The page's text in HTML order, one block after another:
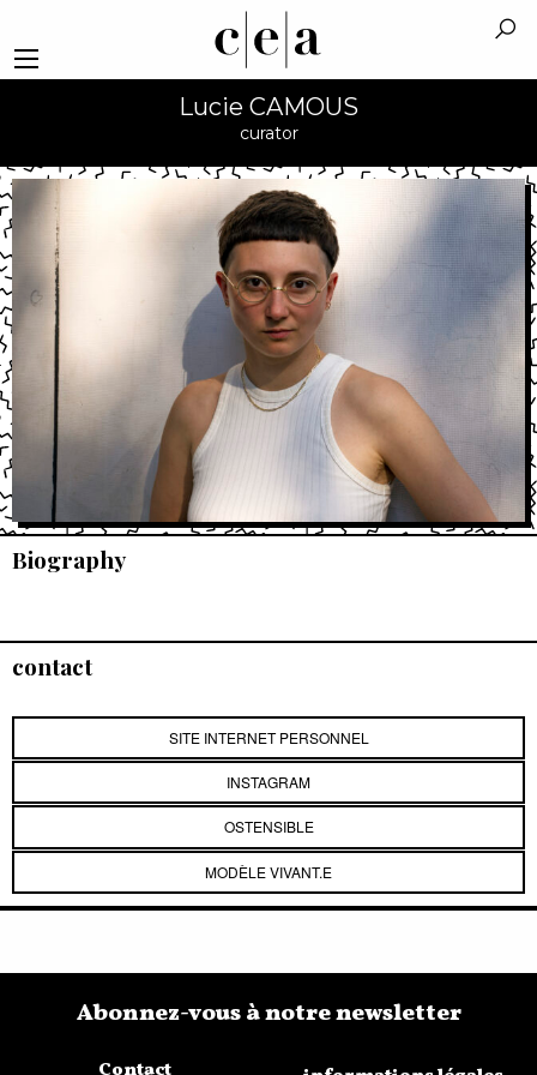
Lucie CAMOUS
curator
Biography
contact
SITE INTERNET PERSONNEL
INSTAGRAM
OSTENSIBLE
MODÈLE VIVANT.E
Abonnez-vous à notre newsletter